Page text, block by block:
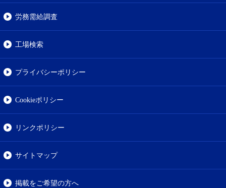
労務需給調査
工場検索
プライバシーポリシー
Cookieポリシー
リンクポリシー
サイトマップ
掲載をご希望の方へ